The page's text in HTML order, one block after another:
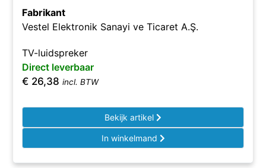
Fabrikant
Vestel Elektronik Sanayi ve Ticaret A.Ş.
TV-luidspreker
Direct leverbaar
€ 26,38 incl. BTW
Bekijk artikel
In winkelmand